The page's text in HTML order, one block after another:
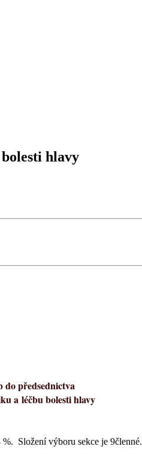
hlavy
do předsednictva
a léčbu bolesti hlavy
Složení výboru sekce je 9členné.